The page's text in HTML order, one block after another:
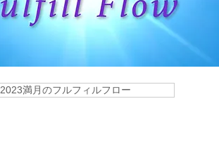
2023満月のフルフィルフロー